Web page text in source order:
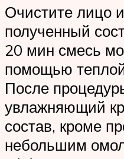
Очистите лицо
полученный
20 мин смесь
помощью
После
увлажняющий
состав, кроме
небольшим